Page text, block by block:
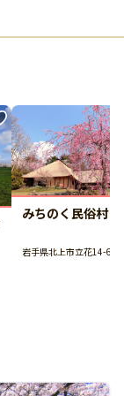
みちのく民俗村
岩手県北上市立花14-62-3